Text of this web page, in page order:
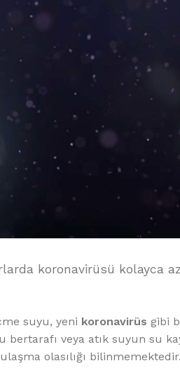
koronavirüsü kolayca
suyu, yeni koronavirüs gibi
veya atık suyun su
olasılığı bilinmemektedir.